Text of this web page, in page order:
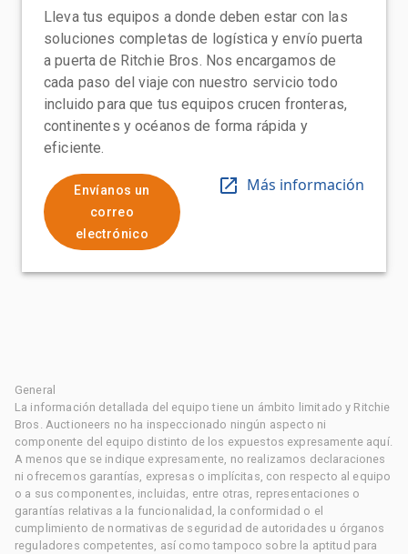
Lleva tus equipos a donde deben estar con las
soluciones completas de logística y envío puerta
a puerta de Ritchie Bros. Nos encargamos de
cada paso del viaje con nuestro servicio todo
incluido para que tus equipos crucen fronteras,
continentes y océanos de forma rápida y
eficiente.
Envíanos un
correo
electrónico
Más información
General
La información detallada del equipo tiene un ámbito limitado y Ritchie
Bros. Auctioneers no ha inspeccionado ningún aspecto ni
componente del equipo distinto de los expuestos expresamente aquí.
A menos que se indique expresamente, no realizamos declaraciones
ni ofrecemos garantías, expresas o implícitas, con respecto al equipo
o a sus componentes, incluidas, entre otras, representaciones o
garantías relativas a la funcionalidad, la conformidad o el
cumplimiento de normativas de seguridad de autoridades u órganos
reguladores competentes, así como tampoco sobre la aptitud para